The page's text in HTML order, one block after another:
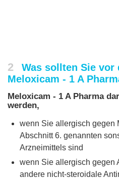
2
Was sollten Sie vor
Meloxicam - 1 A
Meloxicam - 1 A Pharma
werden,
wenn Sie allergisch gegen
Abschnitt 6. genannten
Arzneimittels sind
wenn Sie allergisch gegen
andere nicht-steroidale